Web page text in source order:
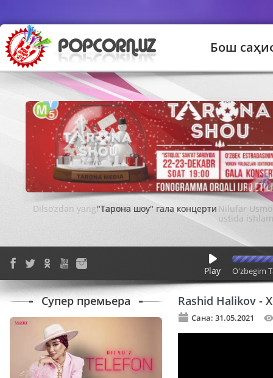
Бош
"Тарона шоу" гала концерти
Play O'zbegim
Rashid Halikov -
Сана: 31.05.2021
Супер премьера